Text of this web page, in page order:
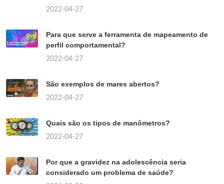
2022-04-27
Para que serve a ferramenta de mapeamento de
perfil comportamental?
2022-04-27
São exemplos de mares abertos?
2022-04-27
Quais são os tipos de manômetros?
2022-04-27
Por que a gravidez na adolescência seria
considerado um problema de saúde?